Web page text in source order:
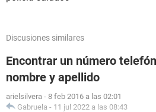
Discusiones similares
Encontrar un número
nombre y apellido
arielsilvera - 8 feb 2016 a las 02:01
Gabruela - 11 jul 2022 a las 08:43